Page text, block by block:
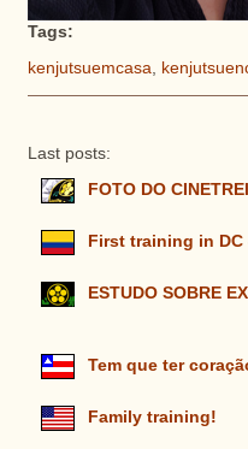
Tags:
kenjutsuemcasa
Last posts:
FOTO DO
First training in DC
ESTUDO SOBRE
Tem que ter
Family training!